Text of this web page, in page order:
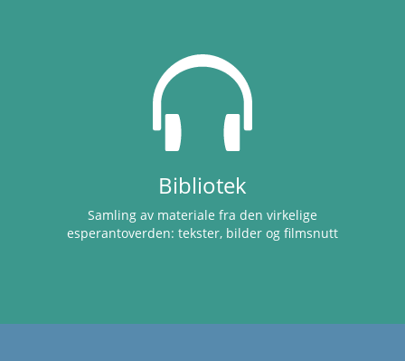
Bibliotek
Samling av materiale fra den virkelige
esperantoverden: tekster, bilder og filmsnutt